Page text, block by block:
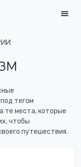
тегом
те места, которые
чтобы
путешествия.